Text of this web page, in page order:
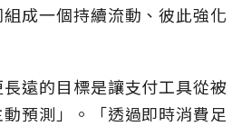
成一個持續流動、彼此強化
遠的目標是讓支付工具從被
預測」。「透過即時消費足